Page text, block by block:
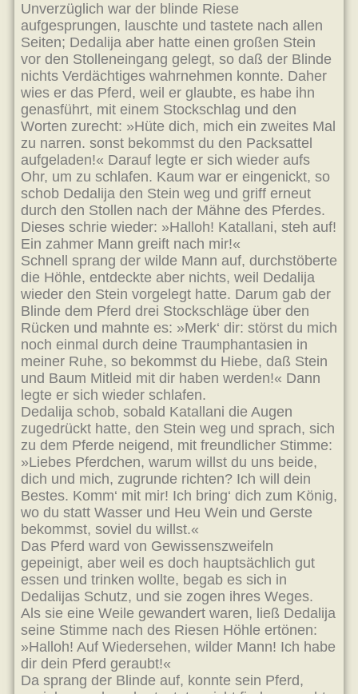
Unverzüglich war der blinde Riese
aufgesprungen, lauschte und tastete nach allen
Seiten; Dedalija aber hatte einen großen Stein
vor den Stolleneingang gelegt, so daß der Blinde
nichts Verdächtiges wahrnehmen konnte. Daher
wies er das Pferd, weil er glaubte, es habe ihn
genasführt, mit einem Stockschlag und den
Worten zurecht: »Hüte dich, mich ein zweites Mal
zu narren. sonst bekommst du den Packsattel
aufgeladen!« Darauf legte er sich wieder aufs
Ohr, um zu schlafen. Kaum war er eingenickt, so
schob Dedalija den Stein weg und griff erneut
durch den Stollen nach der Mähne des Pferdes.
Dieses schrie wieder: »Halloh! Katallani, steh auf!
Ein zahmer Mann greift nach mir!«
Schnell sprang der wilde Mann auf, durchstöberte
die Höhle, entdeckte aber nichts, weil Dedalija
wieder den Stein vorgelegt hatte. Darum gab der
Blinde dem Pferd drei Stockschläge über den
Rücken und mahnte es: »Merk‘ dir: störst du mich
noch einmal durch deine Traumphantasien in
meiner Ruhe, so bekommst du Hiebe, daß Stein
und Baum Mitleid mit dir haben werden!« Dann
legte er sich wieder schlafen.
Dedalija schob, sobald Katallani die Augen
zugedrückt hatte, den Stein weg und sprach, sich
zu dem Pferde neigend, mit freundlicher Stimme:
»Liebes Pferdchen, warum willst du uns beide,
dich und mich, zugrunde richten? Ich will dein
Bestes. Komm‘ mit mir! Ich bring‘ dich zum König,
wo du statt Wasser und Heu Wein und Gerste
bekommst, soviel du willst.«
Das Pferd ward von Gewissenszweifeln
gepeinigt, aber weil es doch hauptsächlich gut
essen und trinken wollte, begab es sich in
Dedalijas Schutz, und sie zogen ihres Weges.
Als sie eine Weile gewandert waren, ließ Dedalija
seine Stimme nach des Riesen Höhle ertönen:
»Halloh! Auf Wiedersehen, wilder Mann! Ich habe
dir dein Pferd geraubt!«
Da sprang der Blinde auf, konnte sein Pferd,